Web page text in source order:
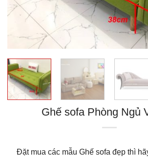
Ghế sofa Phòng Ngủ
Đặt mua các mẫu Ghế sofa đẹp thì